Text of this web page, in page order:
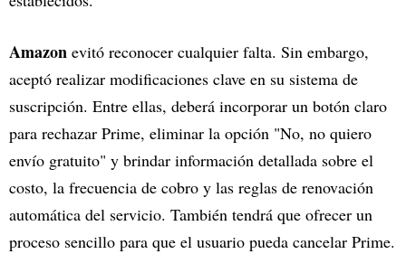
Amazon evitó reconocer cualquier falta. Sin embargo,
aceptó realizar modificaciones clave en su sistema de
suscripción. Entre ellas, deberá incorporar un botón claro
para rechazar Prime, eliminar la opción "No, no quiero
envío gratuito" y brindar información detallada sobre el
costo, la frecuencia de cobro y las reglas de renovación
automática del servicio. También tendrá que ofrecer un
proceso sencillo para que el usuario pueda cancelar Prime.